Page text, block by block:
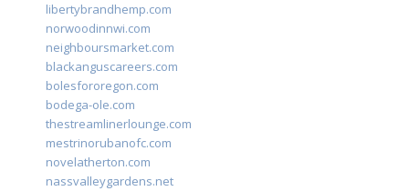
libertybrandhemp.com
norwoodinnwi.com
neighboursmarket.com
blackanguscareers.com
bolesfororegon.com
bodega-ole.com
thestreamlinerlounge.com
mestrinorubanofc.com
novelatherton.com
nassvalleygardens.net